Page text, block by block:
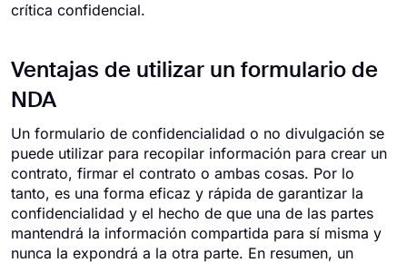
crítica confidencial.
Ventajas de utilizar un formulario de
NDA
Un formulario de confidencialidad o no divulgación se
puede utilizar para recopilar información para crear un
contrato, firmar el contrato o ambas cosas. Por lo
tanto, es una forma eficaz y rápida de garantizar la
confidencialidad y el hecho de que una de las partes
mantendrá la información compartida para sí misma y
nunca la expondrá a la otra parte. En resumen, un